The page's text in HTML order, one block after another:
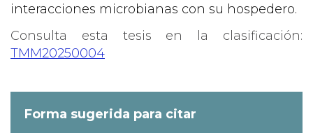
interacciones microbianas con su hospedero.
Consulta esta tesis en la clasificación:
TMM20250004
Forma sugerida para citar